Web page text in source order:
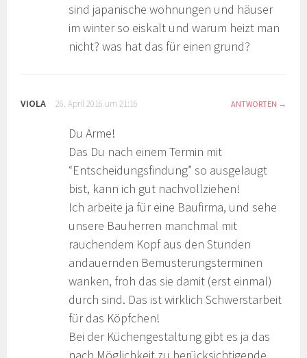
sind japanische wohnungen und häuser
im winter so eiskalt und warum heizt man
nicht? was hat das für einen grund?
VIOLA 26. April 2016 um 21:16 ANTWORTEN
Du Arme!
Das Du nach einem Termin mit
“Entscheidungsfindung” so ausgelaugt
bist, kann ich gut nachvollziehen!
Ich arbeite ja für eine Baufirma, und sehe
unsere Bauherren manchmal mit
rauchendem Kopf aus den Stunden
andauernden Bemusterungsterminen
wanken, froh das sie damit (erst einmal)
durch sind. Das ist wirklich Schwerstarbeit
für das Köpfchen!
Bei der Küchengestaltung gibt es ja das
nach Möglichkeit zu berücksichtigende